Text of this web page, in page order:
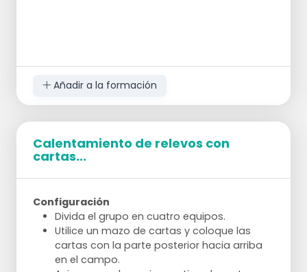
Añadir a la formación
Calentamiento de relevos con
cartas...
Configuración
Divida el grupo en cuatro equipos.
Utilice un mazo de cartas y coloque las
cartas con la parte posterior hacia arriba
en el campo.